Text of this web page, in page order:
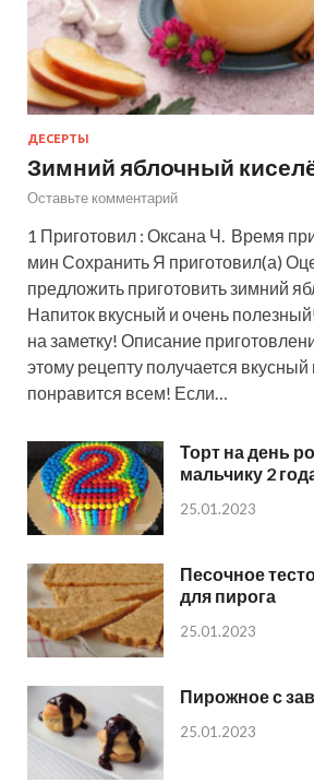
ДЕСЕРТЫ
Зимний яблочный
Оставьте комментарий
1 Приготовил : Оксана Ч. Время
мин Сохранить Я приготовил(а)
предложить приготовить зимний
Напиток вкусный и очень
на заметку! Описание
этому рецепту получается
понравится всем! Если…
Торт на день
мальчику 2
25.01.2023
Песочное
для пирога
25.01.2023
Пирожное с
25.01.2023